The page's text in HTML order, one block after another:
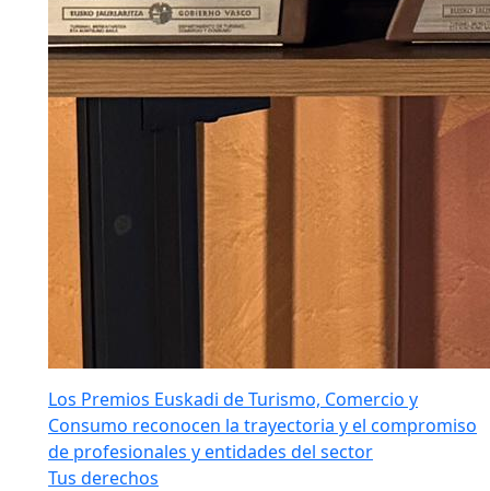
Los Premios Euskadi de Turismo, Comercio y
Consumo reconocen la trayectoria y el compromiso
de profesionales y entidades del sector
Tus derechos